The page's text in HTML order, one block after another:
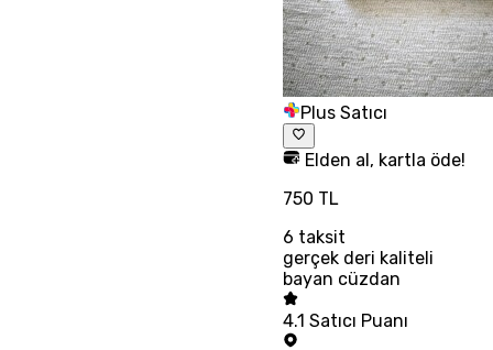
Plus Satıcı
Elden al, kartla öde!
750 TL
6 taksit
gerçek deri kaliteli
bayan cüzdan
4.1 Satıcı Puanı